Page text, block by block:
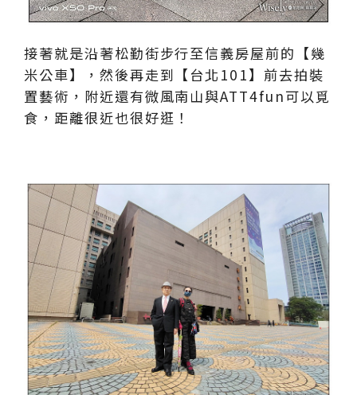
接著就是沿著松勤街步行至信義房屋前的【幾
米公車】，然後再走到【台北101】前去拍裝
置藝術，附近還有微風南山與ATT4fun可以覓
食，距離很近也很好逛！